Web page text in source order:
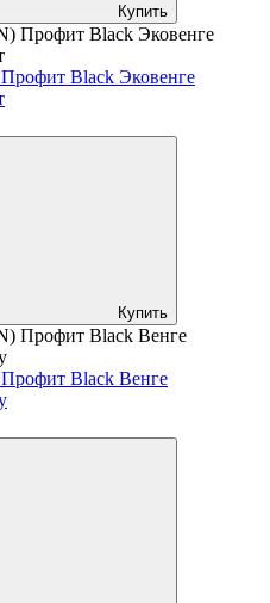
Купить
Black Эковенге
Купить
Black Венге